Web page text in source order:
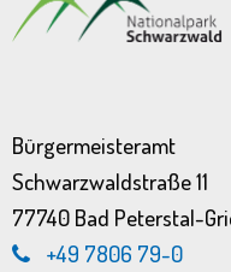
Bürgermeisteramt
Schwarzwaldstraße 11
77740 Bad Peterstal-
+49 7806 79-0